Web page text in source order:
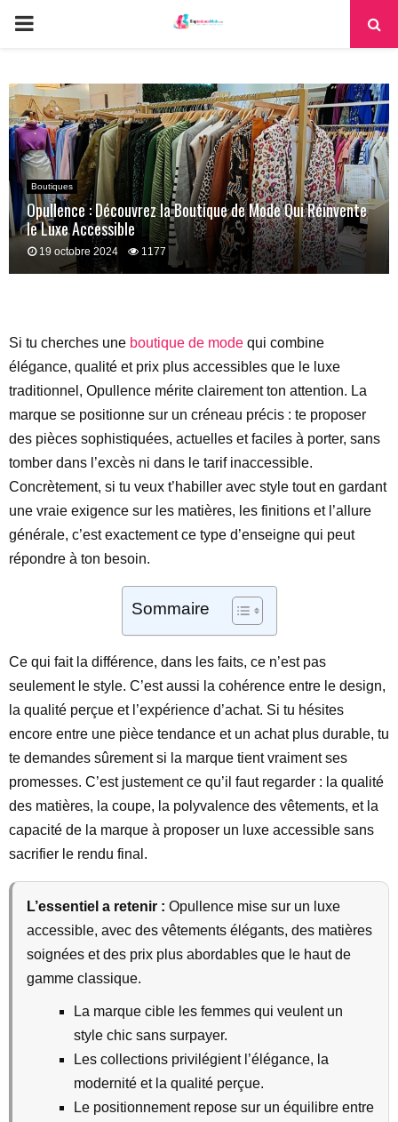
PRIMARY
Boutiques
Opullence : Découvrez la Boutique de Mode Qui Réinvente
le Luxe Accessible
19 octobre 2024 1177
Si tu cherches une boutique de mode qui combine
élégance, qualité et prix plus accessibles que le luxe
traditionnel, Opullence mérite clairement ton attention. La
marque se positionne sur un créneau précis : te proposer
des pièces sophistiquées, actuelles et faciles à porter, sans
tomber dans l’excès ni dans le tarif inaccessible.
Concrètement, si tu veux t’habiller avec style tout en gardant
une vraie exigence sur les matières, les finitions et l’allure
générale, c’est exactement ce type d’enseigne qui peut
répondre à ton besoin.
Sommaire
Ce qui fait la différence, dans les faits, ce n’est pas
seulement le style. C’est aussi la cohérence entre le design,
la qualité perçue et l’expérience d’achat. Si tu hésites
encore entre une pièce tendance et un achat plus durable, tu
te demandes sûrement si la marque tient vraiment ses
promesses. C’est justement ce qu’il faut regarder : la qualité
des matières, la coupe, la polyvalence des vêtements, et la
capacité de la marque à proposer un luxe accessible sans
sacrifier le rendu final.
L’essentiel a retenir : Opullence mise sur un luxe
accessible, avec des vêtements élégants, des matières
soignées et des prix plus abordables que le haut de
gamme classique.
La marque cible les femmes qui veulent un
style chic sans surpayer.
Les collections privilégient l’élégance, la
modernité et la qualité perçue.
Le positionnement repose sur un équilibre entre